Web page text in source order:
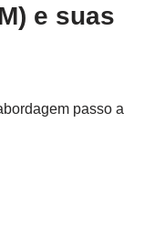
e suas
passo a